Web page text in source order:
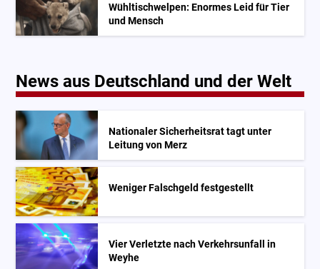
Wühltischwelpen: Enormes Leid für Tier
und Mensch
News aus Deutschland und der Welt
Nationaler Sicherheitsrat tagt unter
Leitung von Merz
Weniger Falschgeld festgestellt
Vier Verletzte nach Verkehrsunfall in
Weyhe